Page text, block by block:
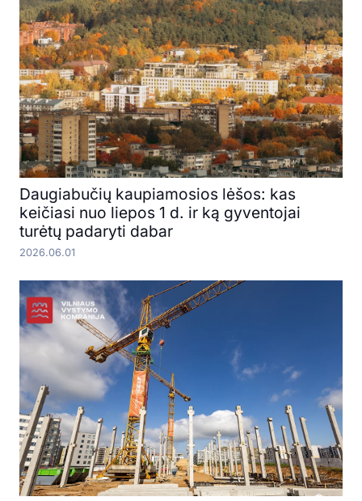
Daugiabučių kaupiamosios lėšos: kas
keičiasi nuo liepos 1 d. ir ką gyventojai
turėtų padaryti dabar
2026.06.01